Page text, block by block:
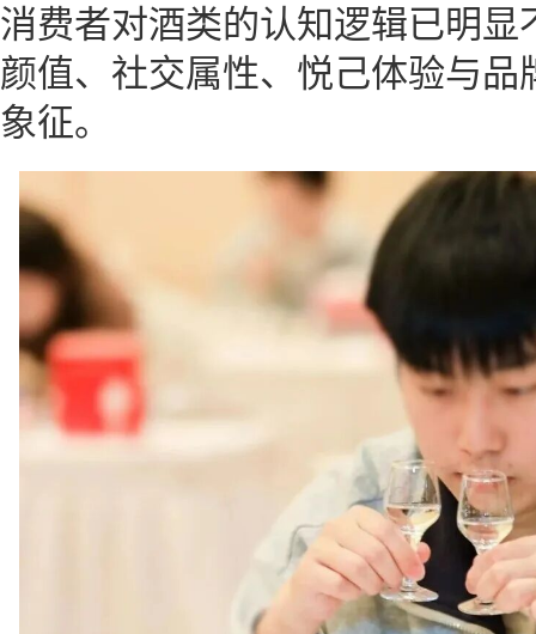
消费者对酒类的认知逻辑已明
颜值、社交属性、悦己体验与
象征。